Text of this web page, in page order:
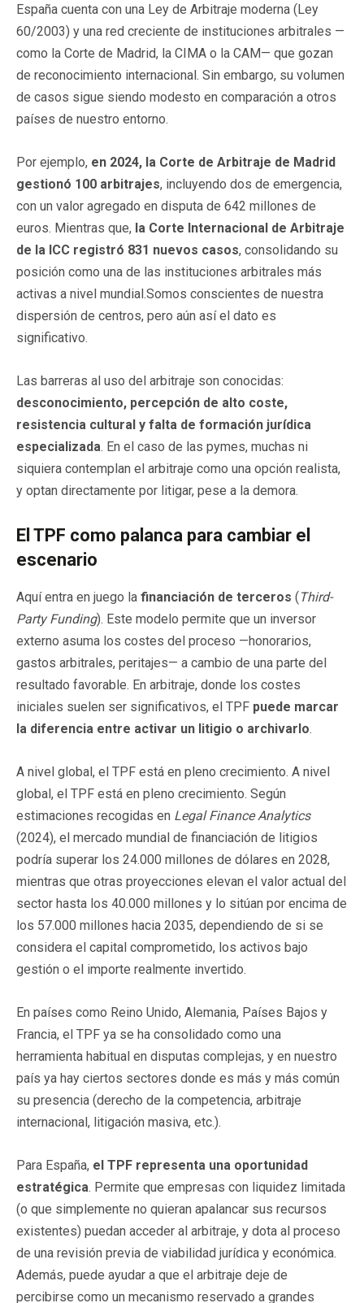
España cuenta con una Ley de Arbitraje moderna (Ley
60/2003) y una red creciente de instituciones arbitrales —
como la Corte de Madrid, la CIMA o la CAM— que gozan
de reconocimiento internacional. Sin embargo, su volumen
de casos sigue siendo modesto en comparación a otros
países de nuestro entorno.
Por ejemplo, en 2024, la Corte de Arbitraje de Madrid
gestionó 100 arbitrajes, incluyendo dos de emergencia,
con un valor agregado en disputa de 642 millones de
euros. Mientras que, la Corte Internacional de Arbitraje
de la ICC registró 831 nuevos casos, consolidando su
posición como una de las instituciones arbitrales más
activas a nivel mundial.Somos conscientes de nuestra
dispersión de centros, pero aún así el dato es
significativo.
Las barreras al uso del arbitraje son conocidas:
desconocimiento, percepción de alto coste,
resistencia cultural y falta de formación jurídica
especializada. En el caso de las pymes, muchas ni
siquiera contemplan el arbitraje como una opción realista,
y optan directamente por litigar, pese a la demora.
El TPF como palanca para cambiar el
escenario
Aquí entra en juego la financiación de terceros (Third-
Party Funding). Este modelo permite que un inversor
externo asuma los costes del proceso —honorarios,
gastos arbitrales, peritajes— a cambio de una parte del
resultado favorable. En arbitraje, donde los costes
iniciales suelen ser significativos, el TPF puede marcar
la diferencia entre activar un litigio o archivarlo.
A nivel global, el TPF está en pleno crecimiento. A nivel
global, el TPF está en pleno crecimiento. Según
estimaciones recogidas en Legal Finance Analytics
(2024), el mercado mundial de financiación de litigios
podría superar los 24.000 millones de dólares en 2028,
mientras que otras proyecciones elevan el valor actual del
sector hasta los 40.000 millones y lo sitúan por encima de
los 57.000 millones hacia 2035, dependiendo de si se
considera el capital comprometido, los activos bajo
gestión o el importe realmente invertido.
En países como Reino Unido, Alemania, Países Bajos y
Francia, el TPF ya se ha consolidado como una
herramienta habitual en disputas complejas, y en nuestro
país ya hay ciertos sectores donde es más y más común
su presencia (derecho de la competencia, arbitraje
internacional, litigación masiva, etc.).
Para España, el TPF representa una oportunidad
estratégica. Permite que empresas con liquidez limitada
(o que simplemente no quieran apalancar sus recursos
existentes) puedan acceder al arbitraje, y dota al proceso
de una revisión previa de viabilidad jurídica y económica.
Además, puede ayudar a que el arbitraje deje de
percibirse como un mecanismo reservado a grandes